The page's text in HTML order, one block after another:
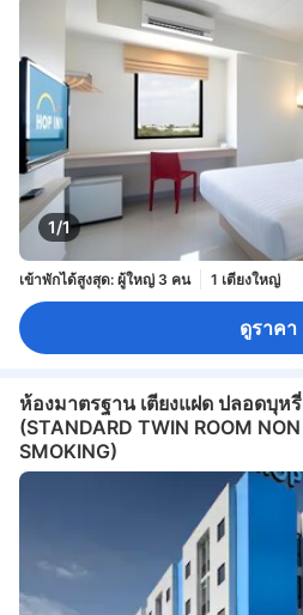
1/1
เข้าพักได้สูงสุด: ผู้ใหญ่ 3 คน 1 เตียงใหญ่
ดูราคา
ห้องมาตรฐาน เตียงแฝด ปลอดบุหรี่
(STANDARD TWIN ROOM NON
SMOKING)